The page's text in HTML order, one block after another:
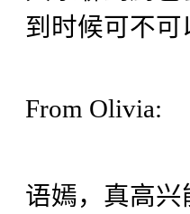
到时候可不
From Olivia:
语嫣，真高